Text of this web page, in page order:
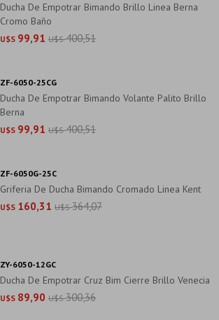
Ducha De Empotrar Bimando Brillo Linea Berna
Cromo Baño
U$S 99,91 U$S 400,51
Ducha De Empotrar Bimando Volante Palito Brillo
Berna
U$S 99,91 U$S 400,51
ZF-6050-25CG
Griferia De Ducha Bimando Cromado Linea Kent
U$S 160,31 U$S 364,07
ZF-6050G-25C
Ducha De Empotrar Cruz Bim Cierre Brillo Venecia
U$S 89,90 U$S 300,36
ZY-6050-12GC